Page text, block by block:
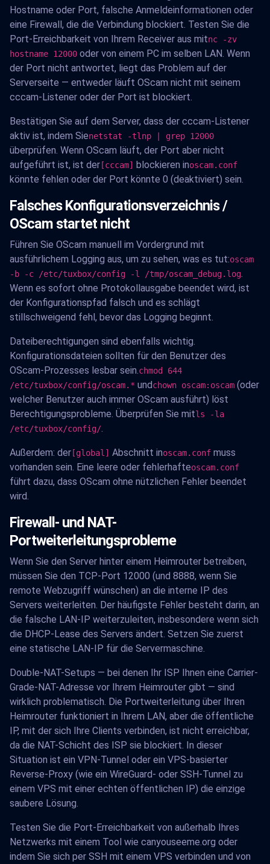
Hostname oder Port, falsche Anmeldeinformationen oder
eine Firewall, die die Verbindung blockiert. Testen Sie die
Port-Erreichbarkeit von Ihrem Receiver aus mitnc -zv
hostname 12000 oder von einem PC im selben LAN. Wenn
der Port nicht antwortet, liegt das Problem auf der
Serverseite — entweder läuft OScam nicht mit seinem
cccam-Listener oder der Port ist blockiert.
Bestätigen Sie auf dem Server, dass der cccam-Listener
aktiv ist, indem Sienetstat -tlnp | grep 12000
überprüfen. Wenn OScam läuft, der Port aber nicht
aufgeführt ist, ist der [cccam] blockieren inoscam.conf
könnte fehlen oder der Port könnte 0 (deaktiviert) sein.
Falsches Konfigurationsverzeichnis /
OScam startet nicht
Führen Sie OScam manuell im Vordergrund mit
ausführlichem Logging aus, um zu sehen, was es tut:oscam
-b -c /etc/tuxbox/config -l /tmp/oscam_debug.log.
Wenn es sofort ohne Protokollausgabe beendet wird, ist
der Konfigurationspfad falsch und es schlägt
stillschweigend fehl, bevor das Logging beginnt.
Dateiberechtigungen sind ebenfalls wichtig.
Konfigurationsdateien sollten für den Benutzer des
OScam-Prozesses lesbar sein.chmod 644
/etc/tuxbox/config/oscam.* undchown oscam:oscam (oder
welcher Benutzer auch immer OScam ausführt) löst
Berechtigungsprobleme. Überprüfen Sie mitls -la
/etc/tuxbox/config/.
Außerdem: der [global] Abschnitt inoscam.conf muss
vorhanden sein. Eine leere oder fehlerhafteoscam.conf
führt dazu, dass OScam ohne nützlichen Fehler beendet
wird.
Firewall- und NAT-
Portweiterleitungsprobleme
Wenn Sie den Server hinter einem Heimrouter betreiben,
müssen Sie den TCP-Port 12000 (und 8888, wenn Sie
remote Webzugriff wünschen) an die interne IP des
Servers weiterleiten. Der häufigste Fehler besteht darin, an
die falsche LAN-IP weiterzuleiten, insbesondere wenn sich
die DHCP-Lease des Servers ändert. Setzen Sie zuerst
eine statische LAN-IP für die Servermaschine.
Double-NAT-Setups — bei denen Ihr ISP Ihnen eine Carrier-
Grade-NAT-Adresse vor Ihrem Heimrouter gibt — sind
wirklich problematisch. Die Portweiterleitung über Ihren
Heimrouter funktioniert in Ihrem LAN, aber die öffentliche
IP, mit der sich Ihre Clients verbinden, ist nicht erreichbar,
da die NAT-Schicht des ISP sie blockiert. In dieser
Situation ist ein VPN-Tunnel oder ein VPS-basierter
Reverse-Proxy (wie ein WireGuard- oder SSH-Tunnel zu
einem VPS mit einer echten öffentlichen IP) die einzige
saubere Lösung.
Testen Sie die Port-Erreichbarkeit von außerhalb Ihres
Netzwerks mit einem Tool wie canyouseeme.org oder
indem Sie sich per SSH mit einem VPS verbinden und von